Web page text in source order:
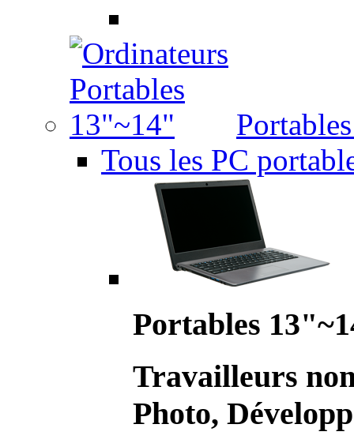
Tous les PC
Portables
Travailleurs
Photo,